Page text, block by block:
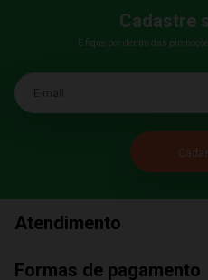
Cadastre
E fique por dentro das
E-mail
Atendimento
Formas de pagamento